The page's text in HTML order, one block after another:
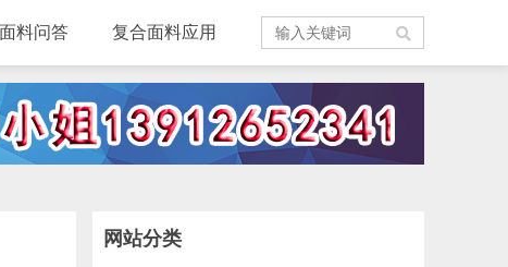
料问答 复合面料应用
网站分类